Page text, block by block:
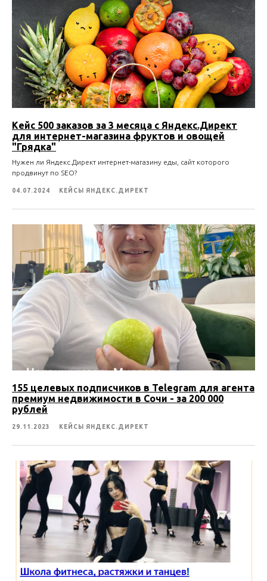
Кейс 500 заказов за 3 месяца с Яндекс.Директ
для интернет-магазина фруктов и овощей
"Грядка"
Нужен ли Яндекс.Директ интернет-магазину еды, сайт которого
продвинут по SEO?
04.07.2024 КЕЙСЫ ЯНДЕКС.ДИРЕКТ
155 целевых подписчиков в Telegram для агента
премиум недвижимости в Сочи - за 200 000
рублей
29.11.2023 КЕЙСЫ ЯНДЕКС.ДИРЕКТ